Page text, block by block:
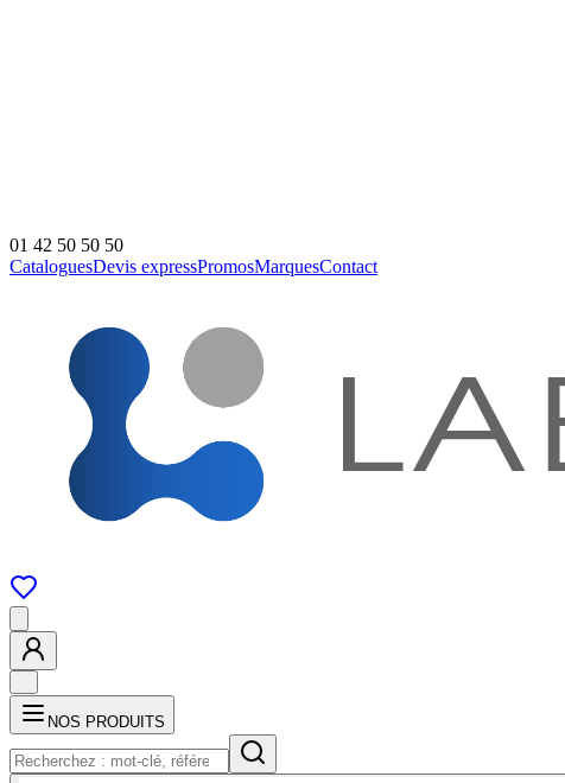
01 42 50 50 50
CataloguesDevis expressPromosMarquesContact
NOS PRODUITS